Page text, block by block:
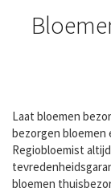
Laat bloemen
bezorgen bloemen
Regiobloemist
bloemen